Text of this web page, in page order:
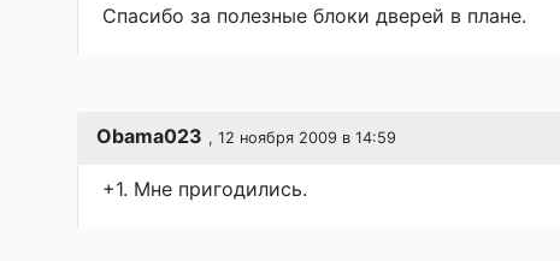
Спасибо за полезные блоки дверей в плане.
Obama023 , 12 ноября 2009 в 14:59
+1. Мне пригодились.